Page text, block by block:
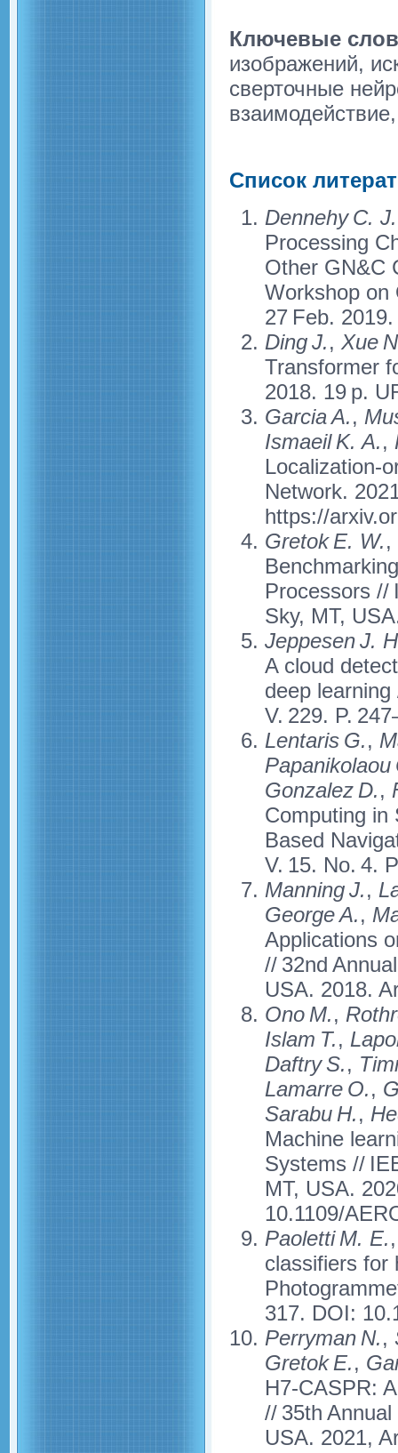
Ключевые
изображений,
сверточные
Список
Dennehy C. J.
Processing
Other GN&C
Workshop on
27 Feb.
Ding J., Xue
Transformer
2018. 19 p.
Garcia A.,
Ismaeil K. A.,
Localization-
Network.
https://
Gretok E. W.,
Processors //
Sky, MT,
Jeppesen J.
A cloud
deep
V. 229. P.
Lentaris G.,
Papanikolaou
Gonzalez D.,
Computing in
Based
V. 15. No. 4.
Manning J.,
George A.,
Applications
// 32nd
USA. 2018.
Ono M.,
Islam T.,
Daftry S.,
Lamarre O.,
Sarabu H.,
Machine
Systems //
MT, USA.
10.1109/
Paoletti M. E.,
classifiers for
317. DOI:
Perryman N.,
Gretok E.,
H7-CASPR:
// 35th
USA. 2021,